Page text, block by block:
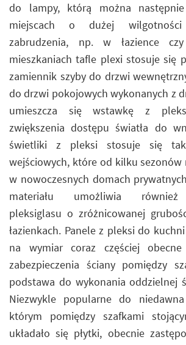
do lampy, którą można
miejscach o dużej
zabrudzenia, np. w łazience
mieszkaniach tafle plexi stosuje się
zamiennik szyby do drzwi
do drzwi pokojowych wykonanych z
umieszcza się wstawkę z
zwiększenia dostępu światła do
świetliki z pleksi stosuje się
wejściowych, które od kilku sezonów
w nowoczesnych domach
materiału umożliwia również
pleksiglasu o zróżnicowanej
łazienkach. Panele z pleksi do
na wymiar coraz częściej
zabezpieczenia ściany pomiędzy
podstawa do wykonania oddzielnej
Niezwykle popularne do
którym pomiędzy szafkami
układało się płytki, obecnie